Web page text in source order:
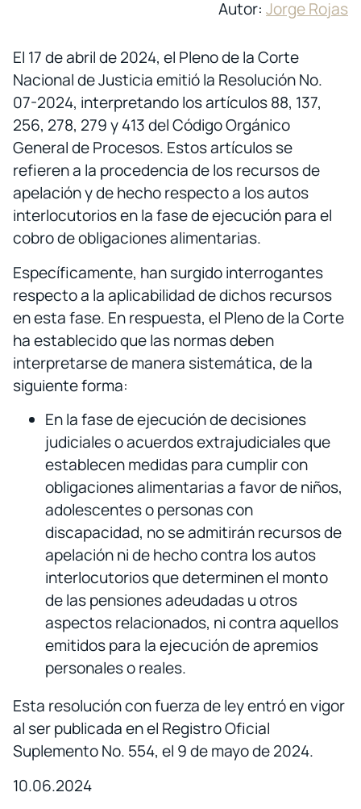
Autor: Jorge Rojas
El 17 de abril de 2024, el Pleno de la Corte
Nacional de Justicia emitió la Resolución No.
07-2024, interpretando los artículos 88, 137,
256, 278, 279 y 413 del Código Orgánico
General de Procesos. Estos artículos se
refieren a la procedencia de los recursos de
apelación y de hecho respecto a los autos
interlocutorios en la fase de ejecución para el
cobro de obligaciones alimentarias.
Específicamente, han surgido interrogantes
respecto a la aplicabilidad de dichos recursos
en esta fase. En respuesta, el Pleno de la Corte
ha establecido que las normas deben
interpretarse de manera sistemática, de la
siguiente forma:
En la fase de ejecución de decisiones
judiciales o acuerdos extrajudiciales que
establecen medidas para cumplir con
obligaciones alimentarias a favor de niños,
adolescentes o personas con
discapacidad, no se admitirán recursos de
apelación ni de hecho contra los autos
interlocutorios que determinen el monto
de las pensiones adeudadas u otros
aspectos relacionados, ni contra aquellos
emitidos para la ejecución de apremios
personales o reales.
Esta resolución con fuerza de ley entró en vigor
al ser publicada en el Registro Oficial
Suplemento No. 554, el 9 de mayo de 2024.
10.06.2024